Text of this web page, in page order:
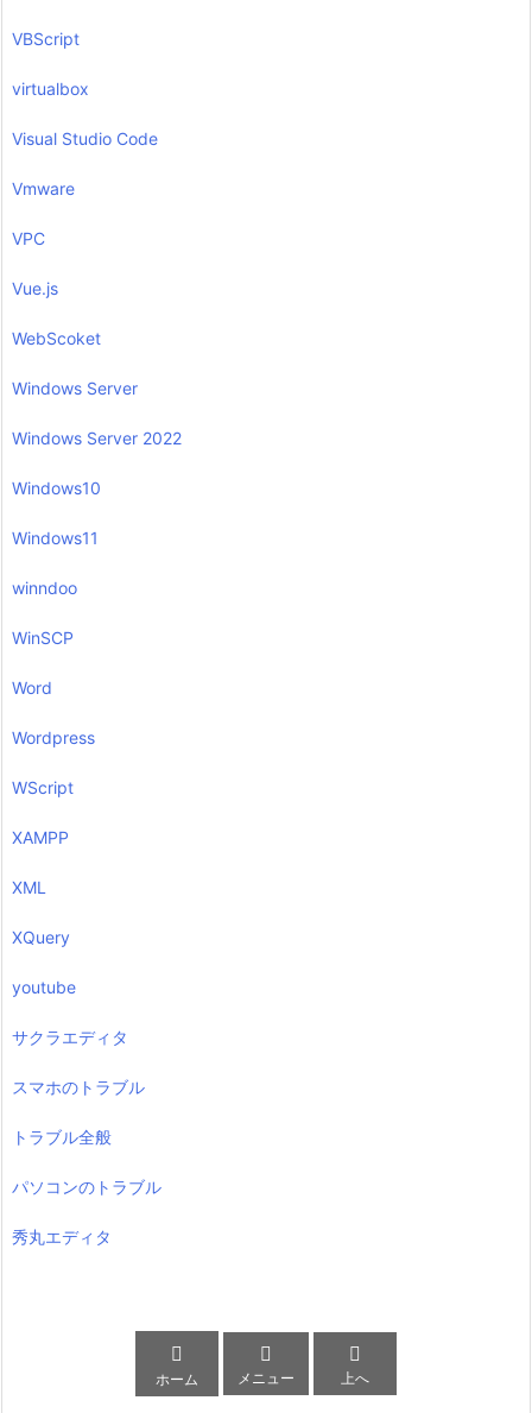
VBScript
virtualbox
Visual Studio Code
Vmware
VPC
Vue.js
WebScoket
Windows Server
Windows Server 2022
Windows10
Windows11
winndoo
WinSCP
Word
Wordpress
WScript
XAMPP
XML
XQuery
youtube
サクラエディタ
スマホのトラブル
トラブル全般
パソコンのトラブル
秀丸エディタ

ホーム

メニュー

上へ